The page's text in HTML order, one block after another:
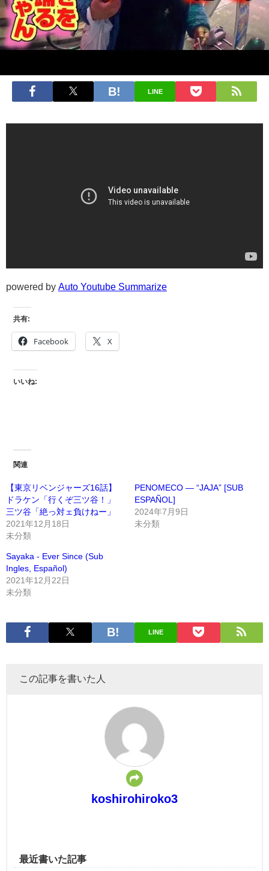
LINE
powered by Auto Youtube Summarize
共有:
Facebook X
いいね:
関連
【東京リベンジャーズ16話】
ドラケン「行くぞ三ツ谷！」
三ツ谷「絶っ対ェ負けねー」
2021年12月18日
未分類
PENOMECO — “JAJA” [SUB
ESPAÑOL]
2024年7月9日
未分類
Sayaka - Ever Since (Sub
Ingles, Español)
2021年12月22日
未分類
LINE
この記事を書いた人
koshirohiroko3
最近書いた記事